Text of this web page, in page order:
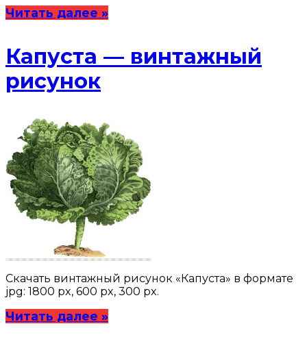
Читать далее »
Капуста — винтажный
рисунок
Скачать винтажный рисунок «Капуста» в формате
jpg: 1800 px, 600 px, 300 px.
Читать далее »